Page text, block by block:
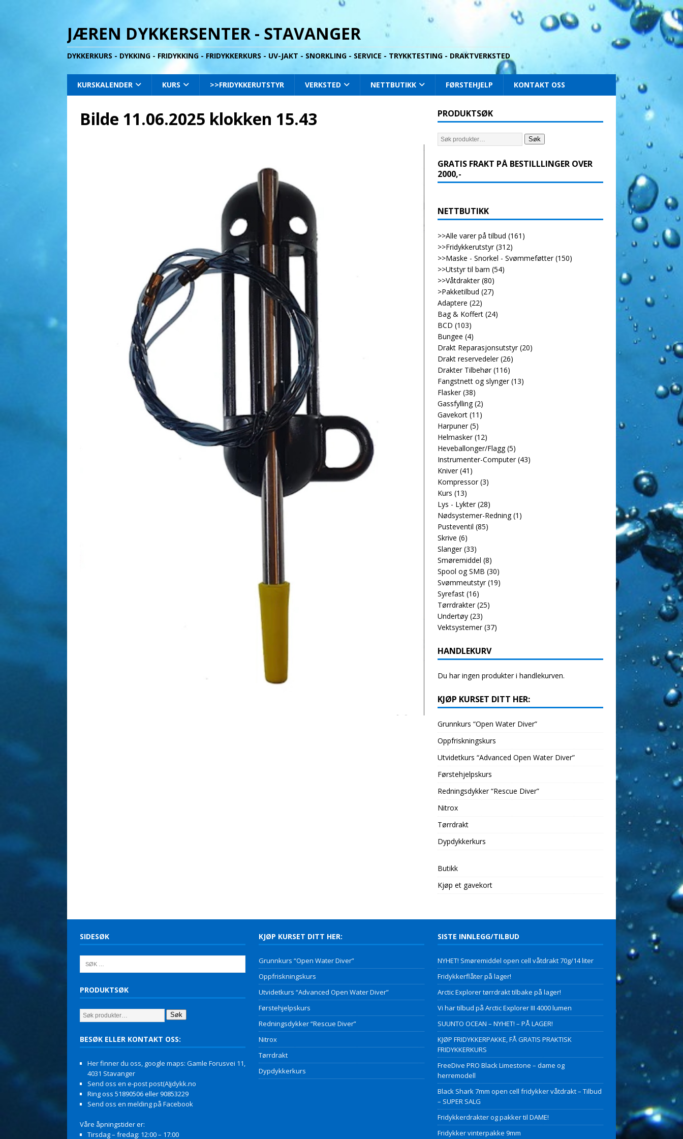
JÆREN DYKKERSENTER - STAVANGER
DYKKERKURS - DYKKING - FRIDYKKING - FRIDYKKERKURS - UV-JAKT - SNORKLING - SERVICE - TRYKKTESTING - DRAKTVERKSTED
KURSKALENDER KURS >>FRIDYKKERUTSTYR VERKSTED NETTBUTIKK FØRSTEHJELP KONTAKT OSS
Bilde 11.06.2025 klokken 15.43 PRODUKTSØK
Søk
GRATIS FRAKT PÅ BESTILLLINGER OVER
2000,-
NETTBUTIKK
>>Alle varer på tilbud (161)
>>Fridykkerutstyr (312)
>>Maske - Snorkel - Svømmeføtter (150)
>>Utstyr til barn (54)
>>Våtdrakter (80)
>Pakketilbud (27)
Adaptere (22)
Bag & Koffert (24)
BCD (103)
Bungee (4)
Drakt Reparasjonsutstyr (20)
Drakt reservedeler (26)
Drakter Tilbehør (116)
Fangstnett og slynger (13)
Flasker (38)
Gassfylling (2)
Gavekort (11)
Harpuner (5)
Helmasker (12)
Heveballonger/Flagg (5)
Instrumenter-Computer (43)
Kniver (41)
Kompressor (3)
Kurs (13)
Lys - Lykter (28)
Nødsystemer-Redning (1)
Pusteventil (85)
Skrive (6)
Slanger (33)
Smøremiddel (8)
Spool og SMB (30)
Svømmeutstyr (19)
Syrefast (16)
Tørrdrakter (25)
Undertøy (23)
Vektsystemer (37)
HANDLEKURV
Du har ingen produkter i handlekurven.
KJØP KURSET DITT HER:
Grunnkurs “Open Water Diver”
Oppfriskningskurs
Utvidetkurs “Advanced Open Water Diver”
Førstehjelpskurs
Redningsdykker “Rescue Diver”
Nitrox
Tørrdrakt
Dypdykkerkurs
Butikk
Kjøp et gavekort
SIDESØK
PRODUKTSØK
Søk
BESØK ELLER KONTAKT OSS:
Her finner du oss, google maps: Gamle Forusvei 11,
4031 Stavanger
Send oss en e-post post(A)jdykk.no
Ring oss 51890506 eller 90853229
Send oss en melding på Facebook
Våre åpningstider er:
Tirsdag – fredag: 12:00 – 17:00
KJØP KURSET DITT HER:
Grunnkurs “Open Water Diver”
Oppfriskningskurs
Utvidetkurs “Advanced Open Water Diver”
Førstehjelpskurs
Redningsdykker “Rescue Diver”
Nitrox
Tørrdrakt
Dypdykkerkurs
SISTE INNLEGG/TILBUD
NYHET! Smøremiddel open cell våtdrakt 70g/14 liter
Fridykkerflåter på lager!
Arctic Explorer tørrdrakt tilbake på lager!
Vi har tilbud på Arctic Explorer III 4000 lumen
SUUNTO OCEAN – NYHET! – PÅ LAGER!
KJØP FRIDYKKERPAKKE, FÅ GRATIS PRAKTISK
FRIDYKKERKURS
FreeDive PRO Black Limestone – dame og
herremodell
Black Shark 7mm open cell fridykker våtdrakt – Tilbud
– SUPER SALG
Fridykkerdrakter og pakker til DAME!
Fridykker vinterpakke 9mm